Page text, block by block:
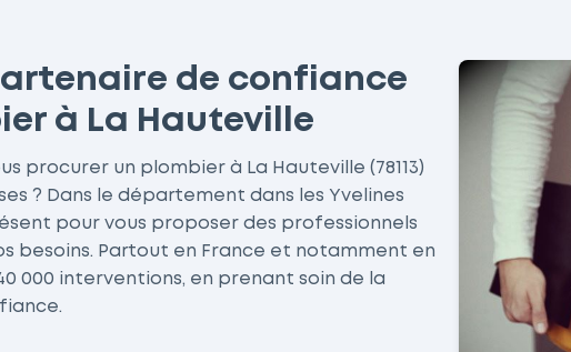
de confiance
à La Hauteville
procurer un plombier à La Hauteville (78113)
? Dans le département dans les Yvelines
pour vous proposer des professionnels
besoins. Partout en France et notamment en
000 interventions, en prenant soin de la